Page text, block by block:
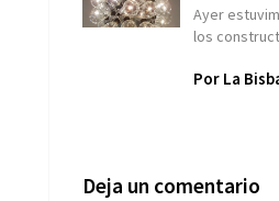
Ayer
los
Por La
Deja un comentario